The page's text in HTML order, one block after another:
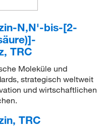
N,N'-bis-[2-
TRC
Moleküle und
strategisch weltweit
und wirtschaftlichen
TRC